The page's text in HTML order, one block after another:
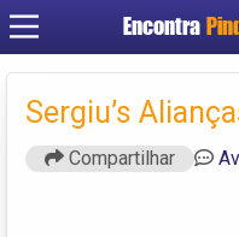
Encontra
Sergiu’s
Compartilhar